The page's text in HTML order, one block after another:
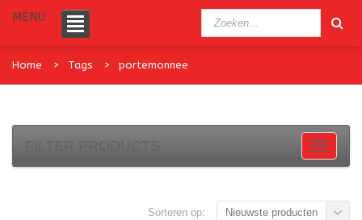
MENU
Home Tags portemonnee
Sorteren op: Nieuwste producten